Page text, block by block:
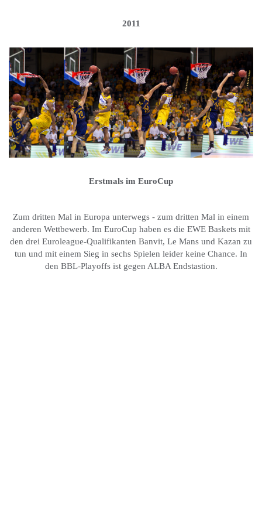
2011
Erstmals im EuroCup
Zum dritten Mal in Europa unterwegs - zum dritten Mal in einem
anderen Wettbewerb. Im EuroCup haben es die EWE Baskets mit
den drei Euroleague-Qualifikanten Banvit, Le Mans und Kazan zu
tun und mit einem Sieg in sechs Spielen leider keine Chance. In
den BBL-Playoffs ist gegen ALBA Endstastion.